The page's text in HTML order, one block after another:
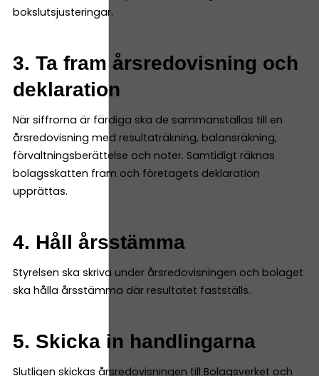
bokslutsjusteringar.
3. Ta fram årsredovisning och
deklaration
När siffrorna är färdiga ska de sammanställas till en
årsredovisning med resultaträkning, balansräkning,
förvaltningsberättelse och noter. Samtidigt räknas
bolagsskatten fram och företagets deklaration
upprättas.
4. Håll årsstämma
Styrelsen ska skriva under årsredovisningen och bolaget
ska hålla årsstämma där resultatet fastställs.
5. Skicka in handlingarna
Slutligen skickas årsredovisningen till Bolagsverket och